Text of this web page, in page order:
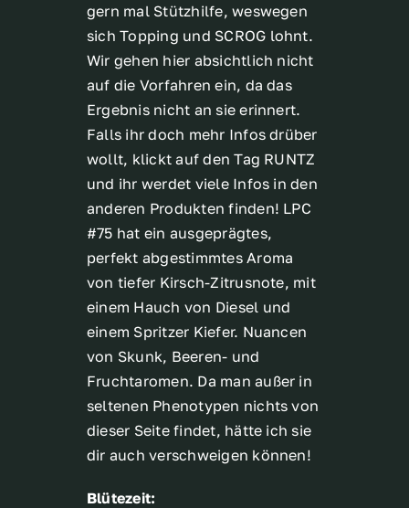
gern mal Stützhilfe, weswegen
sich Topping und SCROG lohnt.
Wir gehen hier absichtlich nicht
auf die Vorfahren ein, da das
Ergebnis nicht an sie erinnert.
Falls ihr doch mehr Infos drüber
wollt, klickt auf den Tag RUNTZ
und ihr werdet viele Infos in den
anderen Produkten finden! LPC
#75 hat ein ausgeprägtes,
perfekt abgestimmtes Aroma
von tiefer Kirsch-Zitrusnote, mit
einem Hauch von Diesel und
einem Spritzer Kiefer. Nuancen
von Skunk, Beeren- und
Fruchtaromen. Da man außer in
seltenen Phenotypen nichts von
dieser Seite findet, hätte ich sie
dir auch verschweigen können!
Blütezeit: